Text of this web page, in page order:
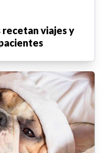
recetan viajes y